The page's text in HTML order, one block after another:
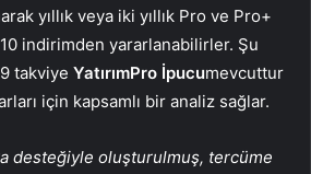
yıllık veya iki yıllık Pro ve Pro+
indirimden yararlanabilirler. Şu
takviye YatırımPro İpucumevcuttur
için kapsamlı bir analiz sağlar.
desteğiyle oluşturulmuş, tercüme